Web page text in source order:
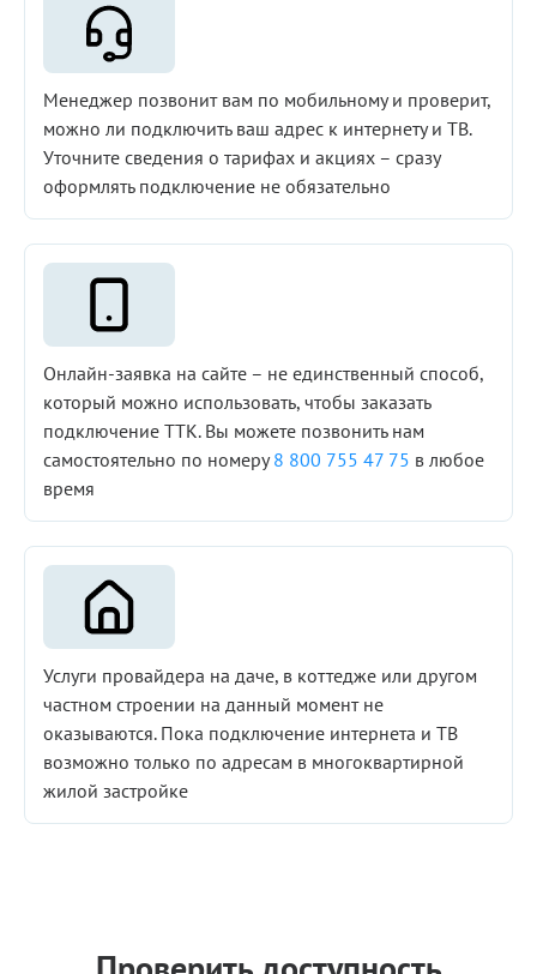
Менеджер позвонит вам по мобильному и проверит,
можно ли подключить ваш адрес к интернету и ТВ.
Уточните сведения о тарифах и акциях – сразу
оформлять подключение не обязательно
Онлайн-заявка на сайте – не единственный способ,
который можно использовать, чтобы заказать
подключение ТТК. Вы можете позвонить нам
самостоятельно по номеру8 800 755 47 75 в любое
время
Услуги провайдера на даче, в коттедже или другом
частном строении на данный момент не
оказываются. Пока подключение интернета и ТВ
возможно только по адресам в многоквартирной
жилой застройке